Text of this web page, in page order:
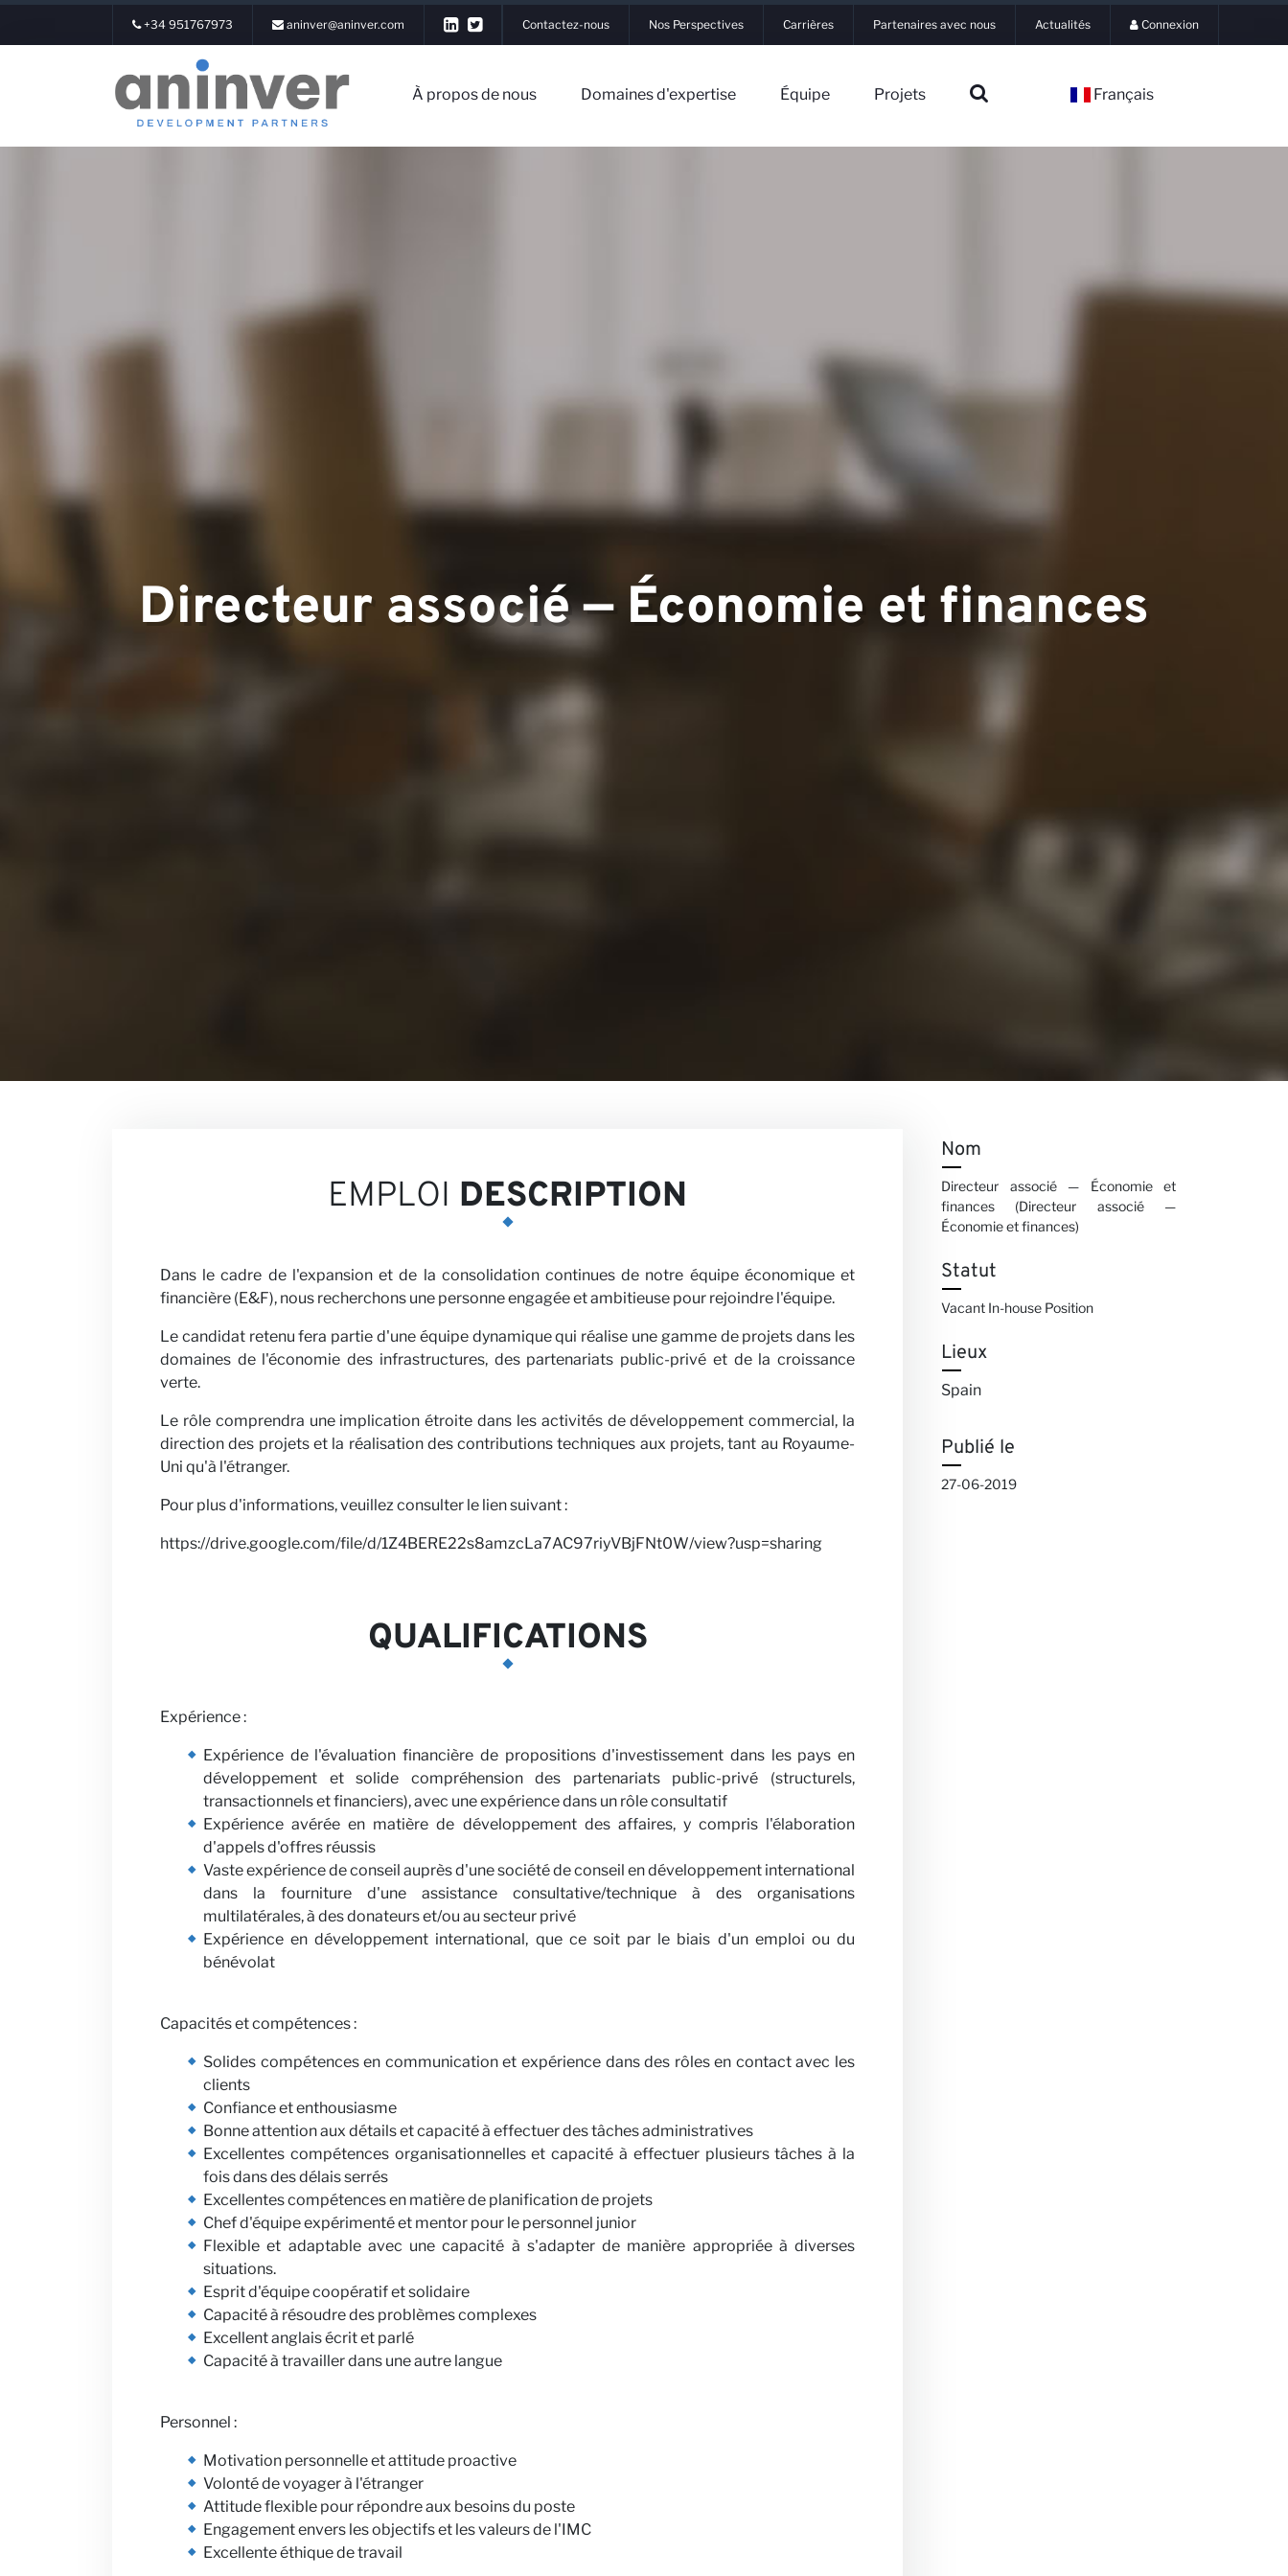
+34 951767973 aninver@aninver.com Contactez-nous Nos Perspectives Carrières Partenaires avec nous Actualités Connexion
À propos de nous Domaines d'expertise Équipe Projets Français
À propos de nous
Domaines d'expertise
Équipe
▼
Nos Perspectives
Carrières
Partenaires avec nous
Actualités
Directeur associé — Économie et finances
EMPLOI DESCRIPTION
Dans le cadre de l'expansion et de la consolidation continues de notre équipe économique et
financière (E&F), nous recherchons une personne engagée et ambitieuse pour rejoindre l'équipe.
Le candidat retenu fera partie d'une équipe dynamique qui réalise une gamme de projets dans les
domaines de l'économie des infrastructures, des partenariats public-privé et de la croissance
verte.
Le rôle comprendra une implication étroite dans les activités de développement commercial, la
direction des projets et la réalisation des contributions techniques aux projets, tant au Royaume-
Uni qu'à l'étranger.
Pour plus d'informations, veuillez consulter le lien suivant :
https://drive.google.com/file/d/1Z4BERE22s8amzcLa7AC97riyVBjFNt0W/view?usp=sharing
QUALIFICATIONS
Expérience :
Expérience de l'évaluation financière de propositions d'investissement dans les pays en
développement et solide compréhension des partenariats public-privé (structurels,
transactionnels et financiers), avec une expérience dans un rôle consultatif
Expérience avérée en matière de développement des affaires, y compris l'élaboration
d'appels d'offres réussis
Vaste expérience de conseil auprès d'une société de conseil en développement international
dans la fourniture d'une assistance consultative/technique à des organisations
multilatérales, à des donateurs et/ou au secteur privé
Expérience en développement international, que ce soit par le biais d'un emploi ou du
bénévolat
Capacités et compétences :
Solides compétences en communication et expérience dans des rôles en contact avec les
clients
Confiance et enthousiasme
Bonne attention aux détails et capacité à effectuer des tâches administratives
Excellentes compétences organisationnelles et capacité à effectuer plusieurs tâches à la
fois dans des délais serrés
Excellentes compétences en matière de planification de projets
Chef d'équipe expérimenté et mentor pour le personnel junior
Flexible et adaptable avec une capacité à s'adapter de manière appropriée à diverses
situations.
Esprit d'équipe coopératif et solidaire
Capacité à résoudre des problèmes complexes
Excellent anglais écrit et parlé
Capacité à travailler dans une autre langue
Personnel :
Motivation personnelle et attitude proactive
Volonté de voyager à l'étranger
Attitude flexible pour répondre aux besoins du poste
Engagement envers les objectifs et les valeurs de l'IMC
Excellente éthique de travail
Nom
Directeur associé — Économie et
finances (Directeur associé —
Économie et finances)
Statut
Vacant In-house Position
Lieux
Spain
Publié le
27-06-2019